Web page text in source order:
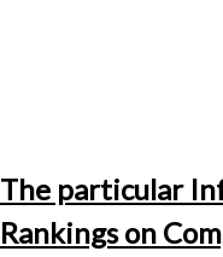
The particular
Rankings on